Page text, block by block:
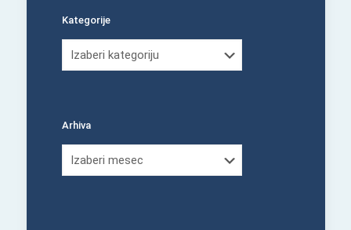
Kategorije
Arhiva